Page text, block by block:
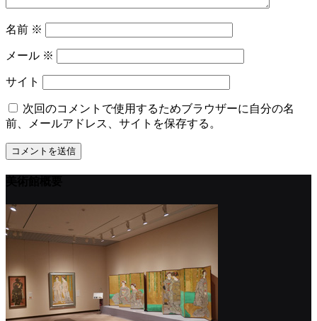
名前 ※
メール ※
サイト
次回のコメントで使用するためブラウザーに自分の名
前、メールアドレス、サイトを保存する。